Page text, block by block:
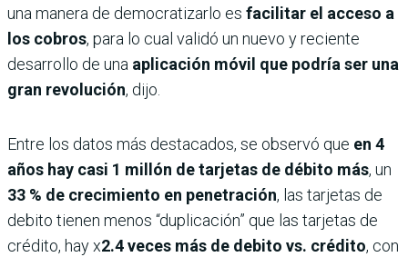
una manera de democratizarlo es facilitar el acceso a
los cobros, para lo cual validó un nuevo y reciente
desarrollo de una aplicación móvil que podría ser una
gran revolución, dijo.
Entre los datos más destacados, se observó que en 4
años hay casi 1 millón de tarjetas de débito más, un
33 % de crecimiento en penetración, las tarjetas de
debito tienen menos “duplicación” que las tarjetas de
crédito, hay x2.4 veces más de debito vs. crédito, con